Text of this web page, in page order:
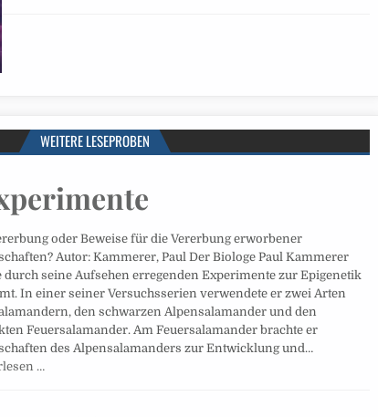
WEITERE LESEPROBEN
oder Beweise für die Vererbung erworbener
Autor: Kammerer, Paul Der Biologe Paul Kammerer
durch seine Aufsehen erregenden Experimente zur Epigenetik
In einer seiner Versuchsserien verwendete er zwei Arten
den schwarzen Alpensalamander und den
Feuersalamander. Am Feuersalamander brachte er
des Alpensalamanders zur Entwicklung und…
…